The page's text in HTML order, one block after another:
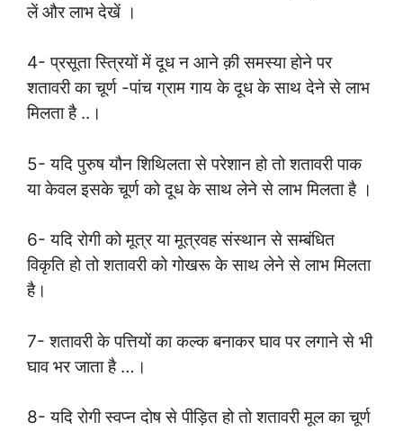
लें और लाभ देखें ।
4- प्रसूता स्त्रियों में दूध न आने क़ी समस्या होने पर
शतावरी का चूर्ण -पांच ग्राम गाय के दूध के साथ देने से लाभ
मिलता है .. ।
5- यदि पुरुष यौन शिथिलता से परेशान हो तो शतावरी पाक
या केवल इसके चूर्ण को दूध के साथ लेने से लाभ मिलता है ।
6- यदि रोगी को मूत्र या मूत्रवह संस्थान से सम्बंधित
विकृति हो तो शतावरी को गोखरू के साथ लेने से लाभ मिलता
है।
7- शतावरी के पत्तियों का कल्क बनाकर घाव पर लगाने से भी
घाव भर जाता है … ।
8- यदि रोगी स्वप्न दोष से पीड़ित हो तो शतावरी मूल का चूर्ण